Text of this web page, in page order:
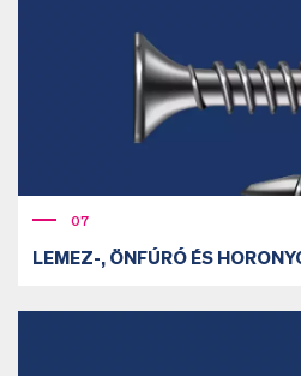
07
LEMEZ-, ÖNFÚRÓ ÉS